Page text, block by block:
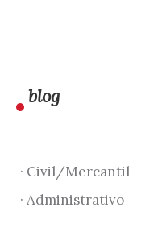
blog
· Civil/Mercantil
· Administrativo